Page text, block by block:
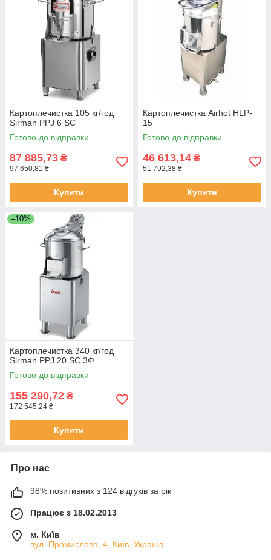
Картоплечистка 105 кг/год
Sirman PPJ 6 SC
Готово до відправки
87 885,73 ₴
97 650,81 ₴
Купити
Картоплечистка Airhot HLP-
15
Готово до відправки
46 613,14 ₴
51 792,38 ₴
Купити
–10%
Картоплечистка 340 кг/год
Sirman PPJ 20 SC 3Ф
Готово до відправки
155 290,72 ₴
172 545,24 ₴
Купити
Про нас
98% позитивних з 124 відгуків за рік
Працює з 18.02.2013
м. Київ
вул. Промислова, 4, Київ, Україна